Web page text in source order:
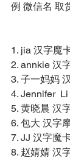
例 微信名 取
1. jia 汉字魔
2. annkie 汉
3. 子一妈妈
4. Jennifer
5. 黄晓晨 汉
6. 包大 汉字
7. JJ 汉字魔
8. 赵婧婧 汉